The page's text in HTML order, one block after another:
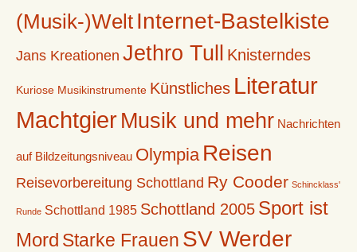
(Musik-)Welt Internet-Bastelkiste
Jans Kreationen Jethro Tull Knisterndes
Kuriose Musikinstrumente Künstliches Literatur
MachtgierMusik und mehr Nachrichten
auf Bildzeitungsniveau Olympia Reisen
Reisevorbereitung Schottland Ry Cooder Schincklass'
Runde Schottland 1985 Schottland 2005 Sport ist
Mord Starke Frauen SV Werder